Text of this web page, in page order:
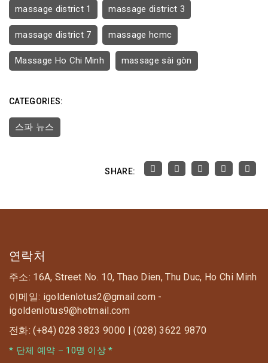
massage district 1 massage district 3
massage district 7 massage hcmc
Massage Ho Chi Minh massage sài gòn
CATEGORIES:
스파 뉴스
SHARE:
연락처
주소: 16A, Street No. 10, Thao Dien, Thu Duc, Ho Chi Minh
이메일: igoldenlotus2@gmail.com -
igoldenlotus9@hotmail.com
전화: (+84) 028 3823 9000 | (028) 3622 9870
* 단체 예약 – 10명 이상 *